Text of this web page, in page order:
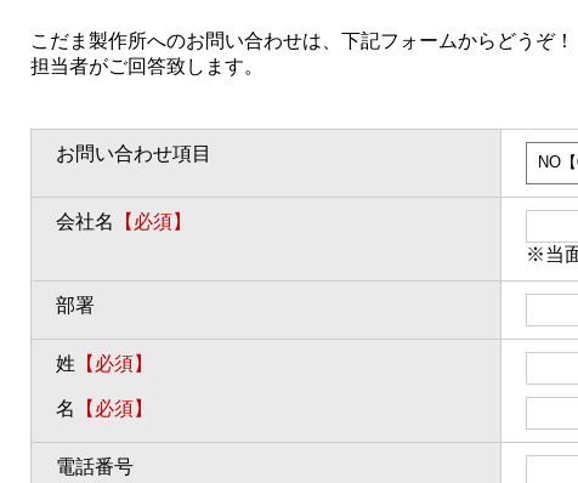
こだま製作所へのお問い合わせは、下記フォームからどうぞ！
担当者がご回答致します。
お問い合わせ項目
会社名
【必須】
※当
部署
姓 【必須】
名 【必須】
電話番号